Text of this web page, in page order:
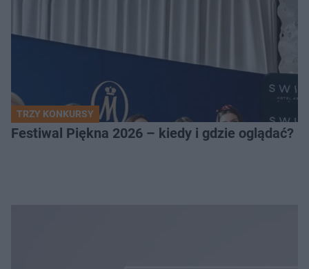
TRZY KONKURSY
Festiwal Piękna 2026 – kiedy i gdzie oglądać?